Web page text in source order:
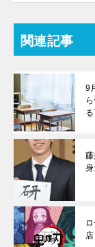
関連記事
9